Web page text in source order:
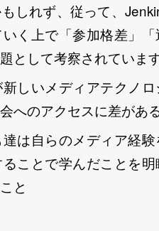
しれず、従って、
く上で「参加格差」
として考察されていま
しいメディアテクノ
へのアクセスに差があ
は自らのメディア経
ことで学んだことを
と